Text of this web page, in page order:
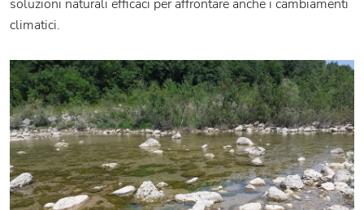
soluzioni naturali efficaci per affrontare anche i cambiamenti
climatici.